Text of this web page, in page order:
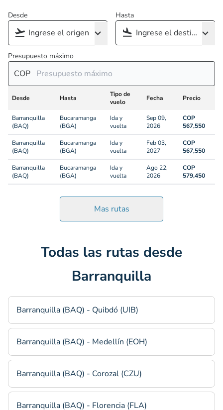
Desde Hasta
Presupuesto máximo
COP
Desde Hasta
Tipo de
vuelo
Fecha Precio
Barranquilla
(BAQ)
Bucaramanga
(BGA)
Ida y
vuelta
Sep 09,
2026
COP
567,550
Barranquilla
(BAQ)
Bucaramanga
(BGA)
Ida y
vuelta
Feb 03,
2027
COP
567,550
Barranquilla
(BAQ)
Bucaramanga
(BGA)
Ida y
vuelta
Ago 22,
2026
COP
579,450
Mas rutas
Todas las rutas desde
Barranquilla
Barranquilla (BAQ) - Quibdó (UIB)
Barranquilla (BAQ) - Medellín (EOH)
Barranquilla (BAQ) - Corozal (CZU)
Barranquilla (BAQ) - Florencia (FLA)